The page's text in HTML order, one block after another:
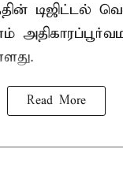
டிஜிட்டல்
Read More